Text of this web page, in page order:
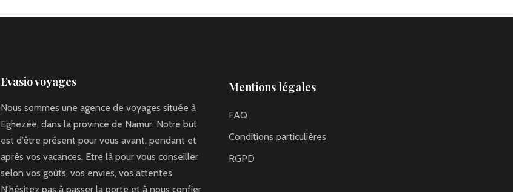
Evasio voyages
Nous sommes une agence de voyages située à
Eghezée, dans la province de Namur. Notre but
est d’être présent pour vous avant, pendant et
après vos vacances. Etre là pour vous conseiller
selon vos goûts, vos envies, vos attentes.
N’hésitez pas à passer la porte et à nous confier
Mentions légales
FAQ
Conditions particulières
RGPD